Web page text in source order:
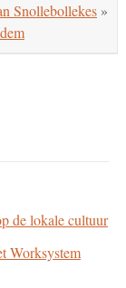
Snollebollekes »
de lokale cultuur
Worksystem